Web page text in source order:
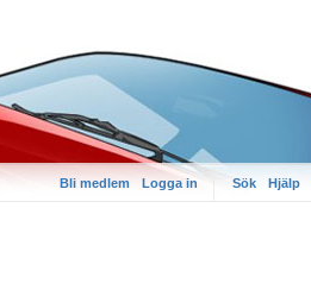
Bli medlem Logga in Sök Hjälp